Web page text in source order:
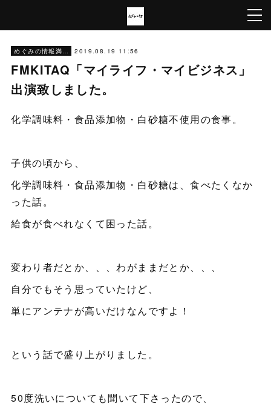
めぐみの情報満載 2019.08.19 11:56
FMKITAQ「マイライフ・マイビジネス」
出演致しました。
化学調味料・食品添加物・白砂糖不使用の食事。
子供の頃から、
化学調味料・食品添加物・白砂糖は、食べたくなか
った話。
給食が食べれなくて困った話。
変わり者だとか、、、わがままだとか、、、
自分でもそう思っていたけど、
単にアンテナが高いだけなんですよ！
という話で盛り上がりました。
50度洗いについても聞いて下さったので、